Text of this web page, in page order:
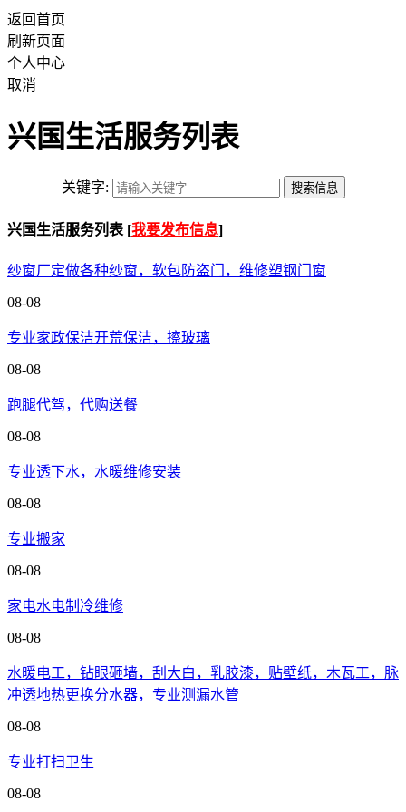
返回首页
刷新页面
个人中心
取消
兴国生活服务列表
关键字:
兴国生活服务列表 [我要发布信息]
纱窗厂定做各种纱窗，软包防盗门，维修塑钢门窗
08-08
专业家政保洁开荒保洁，擦玻璃
08-08
跑腿代驾，代购送餐
08-08
专业透下水，水暖维修安装
08-08
专业搬家
08-08
家电水电制冷维修
08-08
水暖电工，钻眼砸墙，刮大白，乳胶漆，贴壁纸，木瓦工，脉
冲透地热更换分水器，专业测漏水管
08-08
专业打扫卫生
08-08